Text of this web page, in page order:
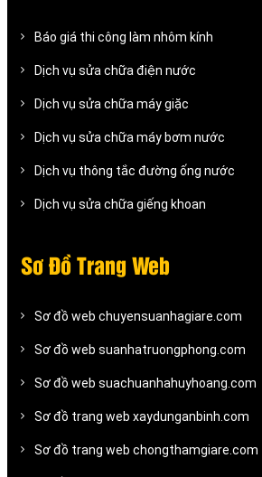
Báo giá thi công làm nhôm kính
Dịch vụ sửa chữa điện nước
Dịch vụ sửa chữa máy giặc
Dịch vụ sửa chữa máy bơm nước
Dịch vụ thông tắc đường ống nước
Dịch vụ sửa chữa giếng khoan
Sơ Đồ Trang Web
Sơ đồ web chuyensuanhagiare.com
Sơ đồ web suanhatruongphong.com
Sơ đồ web suachuanhahuyhoang.com
Sơ đồ trang web xaydunganbinh.com
Sơ đồ trang web chongthamgiare.com